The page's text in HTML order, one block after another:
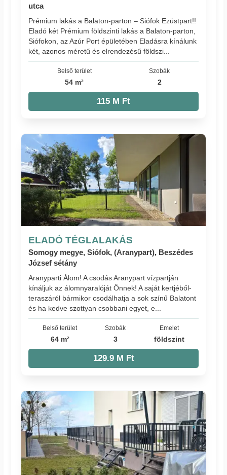
utca
Prémium lakás a Balaton-parton – Siófok Ezüstpart!!
Eladó két Prémium földszinti lakás a Balaton-parton,
Siófokon, az Azúr Port épületében Eladásra kínálunk
két, azonos méretű és elrendezésű földszi...
Belső terület
54 m²
Szobák
2
115 M Ft
ELADÓ TÉGLALAKÁS
Somogy megye, Siófok, (Aranypart), Beszédes
József sétány
Aranyparti Álom! A csodás Aranypart vízpartján
kínáljuk az álomnyaralóját Önnek! A saját kertjéből-
teraszáról bármikor csodálhatja a sok színű Balatont
és ha kedve szottyan csobbani egyet, e...
Belső terület
64 m²
Szobák
3
Emelet
földszint
129.9 M Ft